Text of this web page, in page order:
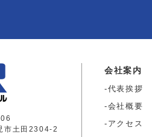
市土田2304-2
会社案内
代表挨拶
会社概要
アクセス